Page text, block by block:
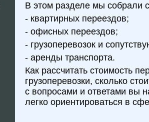
В этом разделе мы собрали
- квартирных переездов;
- офисных переездов;
- грузоперевозок и
- аренды транспорта.
Как рассчитать стоимость
грузоперевозки, сколько
с вопросами и ответами вы
легко ориентироваться в